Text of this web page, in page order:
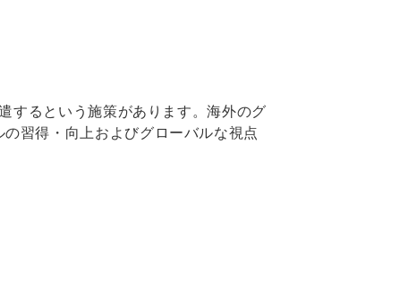
するという施策があります。海外のグ
習得・向上およびグローバルな視点